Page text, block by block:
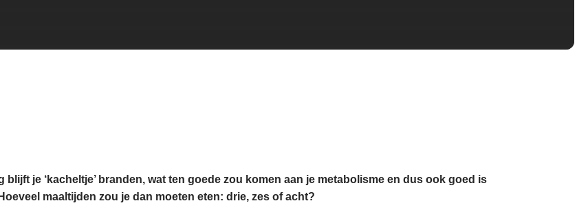
je ‘kacheltje’ branden, wat ten goede zou komen aan je metabolisme en dus ook goed is
maaltijden zou je dan moeten eten: drie, zes of acht?